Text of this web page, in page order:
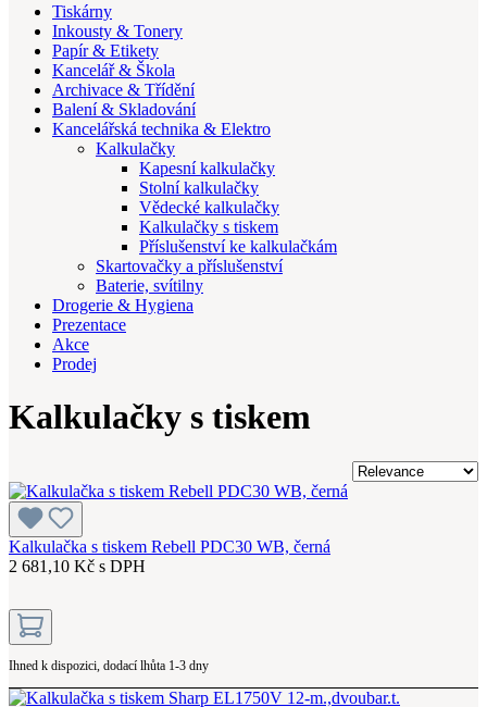
Tiskárny
Inkousty & Tonery
Papír & Etikety
Kancelář & Škola
Archivace & Třídění
Balení & Skladování
Kancelářská technika & Elektro
Kalkulačky
Kapesní kalkulačky
Stolní kalkulačky
Vědecké kalkulačky
Kalkulačky s tiskem
Příslušenství ke kalkulačkám
Skartovačky a příslušenství
Baterie, svítilny
Drogerie & Hygiena
Prezentace
Akce
Prodej
Kalkulačky s tiskem
Kalkulačka s tiskem Rebell PDC30 WB, černá
2 681,10 Kč s DPH
Ihned k dispozici, dodací lhůta 1-3 dny